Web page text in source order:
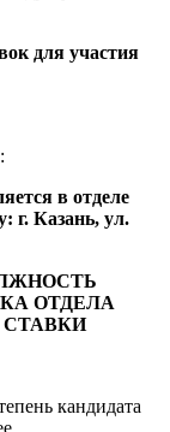
для участия
в отделе
г. Казань, ул.
ОТДЕЛА
СТАВКИ
кандидата